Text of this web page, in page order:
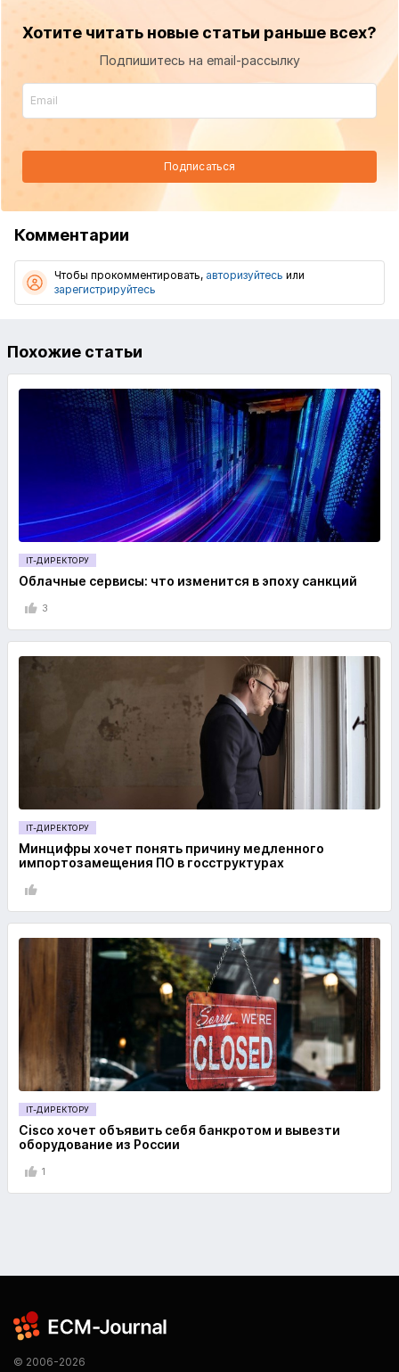
Хотите читать новые статьи раньше всех?
Подпишитесь на email-рассылку
Подписаться
Комментарии
Чтобы прокомментировать, авторизуйтесь или
зарегистрируйтесь
Похожие статьи
IT-ДИРЕКТОРУ
Облачные сервисы: что изменится в эпоху санкций
3
IT-ДИРЕКТОРУ
Минцифры хочет понять причину медленного
импортозамещения ПО в госструктурах
IT-ДИРЕКТОРУ
Cisco хочет объявить себя банкротом и вывезти
оборудование из России
1
© 2006-2026